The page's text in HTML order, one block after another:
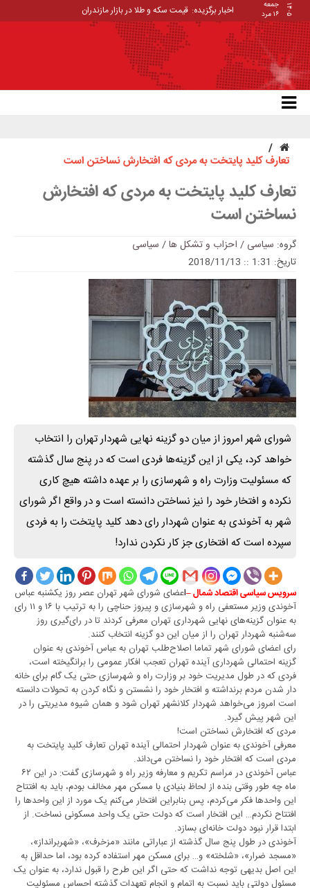
۱۴۰۵
جمعه
۱۶ مرد
اخبار برگزیده: قیمت سکه و طلا در بازار مازندران
تعارف کلید پایتخت به مردی که افتخارش نساختن است
تعارف کلید پایتخت به مردی که افتخارش
نساختن است
گروه: سیاسی / احزاب و تشکل ها/ سیاسی
تاریخ: 1:31 :: 2018/11/13
شورای شهر امروز از میان دو گزینه نهایی شهردار تهران را انتخاب
خواهد کرد، یکی از این گزینه‌ها فردی است که در پنج سال گذشته
که مسئولیت وزارت راه و شهرسازی را بر عهده داشته هیچ کاری
نکرده و افتخار خود را نیز نساختن دانسته است و در واقع اگر شورای
شهر به آخوندی به عنوان شهردار رای دهد کلید پایتخت را به فردی
سپرده است که افتخاری جز کار نکردن ندارد!
سرویس سیاسی اقتصاد شمال –اعضای شورای شهر تهران عصر روز یکشنبه عباس
آخوندی وزیر مستعفی راه و شهرسازی و پیروز حناچی را به ترتیب با ۱۶ و ۱۱ رای
به عنوان گزینه‌های نهایی شهرداری تهران معرفی کردند تا در رای‌گیری روز
سه‌شنبه شهردار تهران را از میان این دو گزینه انتخاب کنند.
رای اعضای شورای شهر تماما اصلاح‌طلب تهران به عباس آخوندی به عنوان
گزینه احتمالی شهرداری آینده تهران تعجب افکار عمومی را برانگیخته است،
فردی که در طول مدیریت خود بر وزارت راه و شهرسازی حتی یک گام برای خانه
دار شدن مردم برنداشته و افتخار خود را نشستن و نگاه کردن به تحولات دانسته
است امروز می‌خواهد شهردار کلانشهر تهران شود و همان شیوه مدیریتی را در
این شهر پیش گیرد.
مردی که افتخارش نساختن است!
معرفی آخوندی به عنوان شهردار احتمالی آینده تهران تعارف کلید پایتخت به
مردی است که افتخار خود را نساختن می‌داند.
عباس آخوندی در مراسم تکریم و معارفه وزیر راه و شهرسازی گفت: در این ۶۲
ماه چه طور وقتی بنده از لحاظ بنیادی با مسکن مهر مخالف بودم، باید به افتتاح
این واحدها فکر می‌کردم، پس بنابراین افتخار می‌کنم یک مورد از این واحدها را
افتتاح نکردم… این افتخار است که دولت حتی یک واحد مسکونی نساخت. از
ابتدا قرار نبود دولت خانه‌ای بسازد.
آخوندی در طول پنج سال گذشته از عباراتی مانند «مزخرف»، «شهربرانداز»،
«مسجد ضرار»، «شلخته» و… برای مسکن مهر استفاده کرده بود، اما حداقل به
این اصل بدیهی توجه نداشت که حتی اگر این طرح را قبول ندارد، به عنوان یک
مسئول دولتی باید نسبت به اتمام و انجام تعهدات گذشته احساس مسئولیت